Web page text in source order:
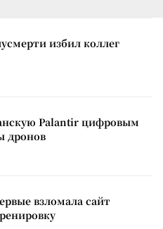
избил коллег
Palantir цифровым
дронов
взломала сайт